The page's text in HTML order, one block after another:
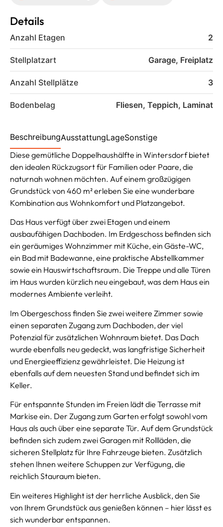
Details
Anzahl Etagen 2
Stellplatzart Garage, Freiplatz
Anzahl Stellplätze 3
Bodenbelag Fliesen, Teppich, Laminat
BeschreibungAusstattungLageSonstige
Diese gemütliche Doppelhaushälfte in Wintersdorf bietet
den idealen Rückzugsort für Familien oder Paare, die
naturnah wohnen möchten. Auf einem großzügigen
Grundstück von 460 m² erleben Sie eine wunderbare
Kombination aus Wohnkomfort und Platzangebot.
Das Haus verfügt über zwei Etagen und einem
ausbaufähigen Dachboden. Im Erdgeschoss befinden sich
ein geräumiges Wohnzimmer mit Küche, ein Gäste-WC,
ein Bad mit Badewanne, eine praktische Abstellkammer
sowie ein Hauswirtschaftsraum. Die Treppe und alle Türen
im Haus wurden kürzlich neu eingebaut, was dem Haus ein
modernes Ambiente verleiht.
Im Obergeschoss finden Sie zwei weitere Zimmer sowie
einen separaten Zugang zum Dachboden, der viel
Potenzial für zusätzlichen Wohnraum bietet. Das Dach
wurde ebenfalls neu gedeckt, was langfristige Sicherheit
und Energieeffizienz gewährleistet. Die Heizung ist
ebenfalls auf dem neuesten Stand und befindet sich im
Keller.
Für entspannte Stunden im Freien lädt die Terrasse mit
Markise ein. Der Zugang zum Garten erfolgt sowohl vom
Haus als auch über eine separate Tür. Auf dem Grundstück
befinden sich zudem zwei Garagen mit Rollläden, die
sicheren Stellplatz für Ihre Fahrzeuge bieten. Zusätzlich
stehen Ihnen weitere Schuppen zur Verfügung, die
reichlich Stauraum bieten.
Ein weiteres Highlight ist der herrliche Ausblick, den Sie
von Ihrem Grundstück aus genießen können – hier lässt es
sich wunderbar entspannen.